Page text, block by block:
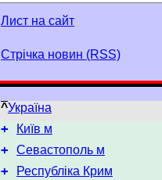
Лист на сайт
Стрічка новин (RSS)
^Україна
+ Київ м
+ Севастополь м
+ Республіка Крим